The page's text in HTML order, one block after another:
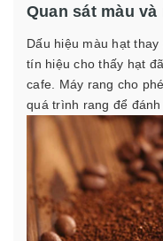
Quan sát màu
Dấu hiệu màu hạt
tín hiệu cho thấy hạt
cafe. Máy rang cho
quá trình rang để